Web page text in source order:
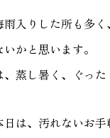
入りした所も多
かと思います。
蒸し暑く、ぐった
は、汚れないお手